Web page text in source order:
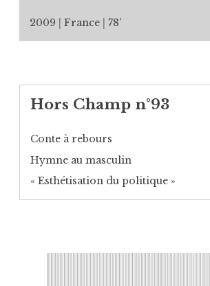
2009 France 78’
Hors Champ n°93
Conte à rebours
Hymne au masculin
« Esthétisation du politique »